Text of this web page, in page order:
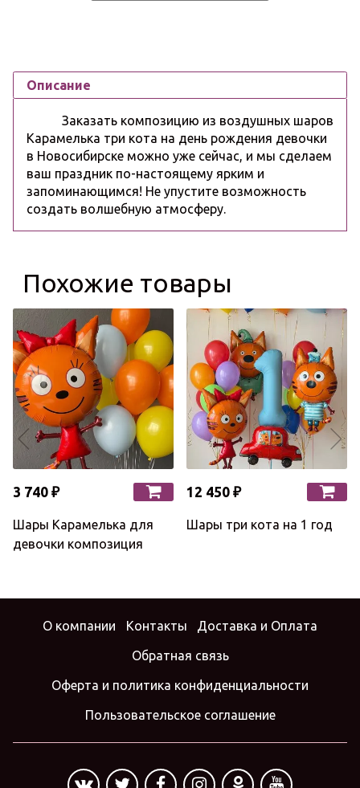
Описание
Заказать композицию из воздушных шаров
Карамелька три кота на день рождения девочки
в Новосибирске можно уже сейчас, и мы сделаем
ваш праздник по-настоящему ярким и
запоминающимся! Не упустите возможность
создать волшебную атмосферу.
Похожие товары
3 740 ₽
Шары Карамелька для
девочки композиция
12 450 ₽
Шары три кота на 1 год
О компании Контакты Доставка и Оплата
Обратная связь
Оферта и политика конфиденциальности
Пользовательское соглашение